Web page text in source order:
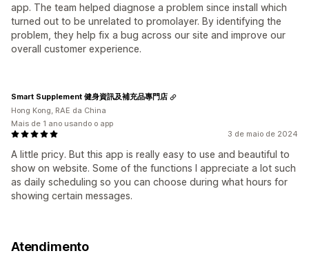
app. The team helped diagnose a problem since install which
turned out to be unrelated to promolayer. By identifying the
problem, they help fix a bug across our site and improve our
overall customer experience.
3 de maio de 2024
A little pricy. But this app is really easy to use and beautiful to
show on website. Some of the functions I appreciate a lot such
as daily scheduling so you can choose during what hours for
showing certain messages.
Smart Supplement 健身資訊及補充品專門店
Hong Kong, RAE da China
Mais de 1 ano usando o app
Atendimento